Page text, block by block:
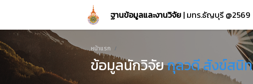
ฐานข้อมูลและงานวิจัย | มทร.ธัญบุรี @2569
หน้าแรก
ข้อมูลนักวิจัยกุลวดี สังข์สนิท